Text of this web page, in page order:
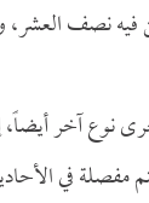
فيه نصف
نوع آخر
مفصلة في